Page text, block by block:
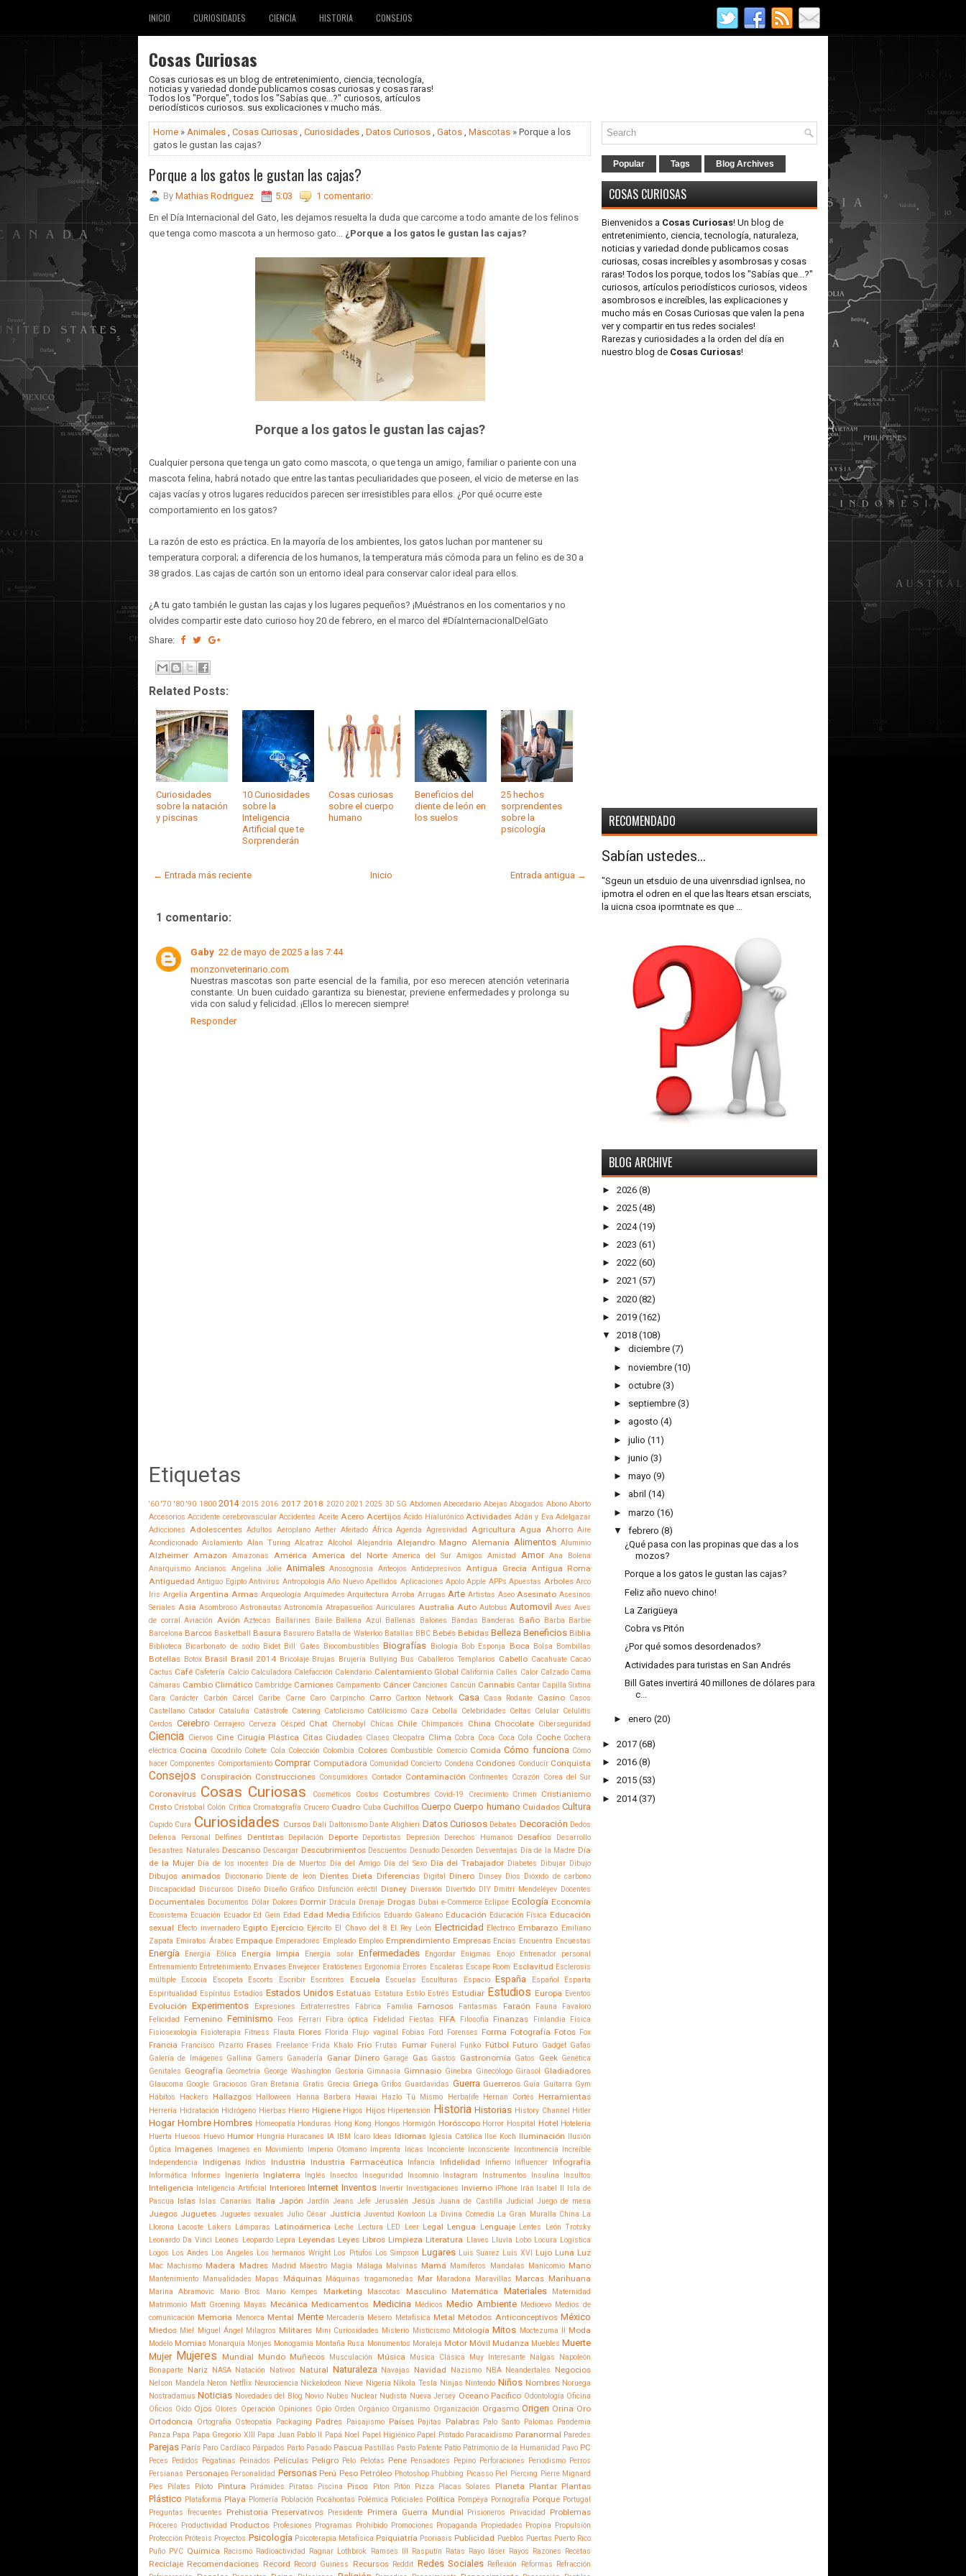
INICIO CURIOSIDADES CIENCIA HISTORIA CONSEJOS
Cosas Curiosas
Cosas curiosas es un blog de entretenimiento, ciencia, tecnología,
noticias y variedad donde publicamos cosas curiosas y cosas raras!
Todos los "Porque", todos los "Sabías que...?" curiosos, artículos
periodísticos curiosos, sus explicaciones y mucho más.
Home » Animales , Cosas Curiosas , Curiosidades , Datos Curiosos , Gatos , Mascotas » Porque a los
gatos le gustan las cajas?
Porque a los gatos le gustan las cajas?
By Mathias Rodriguez 5:03
1 comentario:
En el Día Internacional del Gato, les dejamos resuelta la duda que carcome a todo amante de los felinos
que tenga como mascota a un hermoso gato... ¿Porque a los gatos le gustan las cajas?
Porque a los gatos le gustan las cajas?
Cualquier persona que tenga un gato como mascota, o que tenga un amigo, familiar o pariente con una
mascota felina, habrá notado que entre las tantas peculiaridades que poseen, el vicio de meterse en las
cajas vacías y otros lugares reducidos parecen ser irresistibles para ellos. ¿Por qué ocurre este
comportamiento en los gatos?
La razón de esto es práctica. En la mayoría de los ambientes, los gatos luchan por mantener su
temperatura corporal; a diferencia de los humanos, la temperatura más cómoda para un felino es de 30 a
38 grados. Las cajas de cartón son un entorno ideal para conservar calor ideal para ellos.
¿A tu gato también le gustan las cajas y los lugares pequeños? ¡Muéstranos en los comentarios y no
olvides compartir este dato curioso hoy 20 de febrero, en el marco del #DíaInternacionalDelGato
Share:
Related Posts:
Curiosidades
sobre la natación
y piscinas
10 Curiosidades
sobre la
Inteligencia
Artificial que te
Sorprenderán
Cosas curiosas
sobre el cuerpo
humano
Beneficios del
diente de león en
los suelos
25 hechos
sorprendentes
sobre la
psicología
← Entrada más reciente Entrada antigua →
Inicio
1 comentario:
Gaby 22 de mayo de 2025 a las 7:44
monzonveterinario.com
Nuestras mascotas son parte esencial de la familia, por eso merecen atención veterinaria
constante. Un buen cuidado garantiza su bienestar, previene enfermedades y prolonga su
vida con salud y felicidad. ¡Ellos lo merecen siempre!
Responder
Etiquetas
'60 '70 '80 '90 1800 2014 2015 2016 2017 2018 2020 2021 2025 3D 5G Abdomen Abecedario Abejas Abogados Abono Aborto
Accesorios Accidente cerebrovascular Accidentes Aceite Acero Acertijos Ácido Hialurónico Actividades Adán y Eva Adelgazar
Adicciones Adolescentes Adultos Aeroplano Aether Afeitado África Agenda Agresividad Agricultura Agua Ahorro Aire
Acondicionado Aislamiento Alan Turing Alcatraz Alcohol Alejandría Alejandro Magno Alemania Alimentos Aluminio
Alzheimer Amazon Amazonas América America del Norte America del Sur Amigos Amistad Amor Ana Bolena
Anarquismo Ancianos Angelina Jolie Animales Anosognosia Anteojos Antidepresivos Antigua Grecia Antigua Roma
Antiguedad Antiguo Egipto Antivirus Antropología Año Nuevo Apellidos Aplicaciones Apolo Apple APPs Apuestas Arboles Arco
Iris Argelia Argentina Armas Arqueología Arquímedes Arquitectura Arroba Arrugas Arte Artistas Aseo Asesinato Asesinos
Seriales Asia Asombroso Astronautas Astronomía Atrapasueños Auriculares Australia Auto Autobus Automovil Aves Aves
de corral Aviación Avión Aztecas Bailarines Baile Ballena Azul Ballenas Balones Bandas Banderas Baño Barba Barbie
Barcelona Barcos Basketball Basura Basurero Batalla de Waterloo Batallas BBC Bebés Bebidas Belleza Beneficios Biblia
Biblioteca Bicarbonato de sodio Bidet Bill Gates Biocombustibles Biografías Biología Bob Esponja Boca Bolsa Bombillas
Botellas Botox Brasil Brasil 2014 Bricolaje Brujas Brujería Bullying Bus Caballeros Templarios Cabello Cacahuate Cacao
Cactus Café Cafetería Calcio Calculadora Calefacción Calendario Calentamiento Global California Calles Calor Calzado Cama
Cámaras Cambio Climático Cambridge Camiones Campamento Cáncer Canciones Cancún Cannabis Cantar Capilla Sixtina
Cara
Carácter Carbón Cárcel Caribe Carne Caro Carpincho Carro Cartoon Network Casa Casa Rodante Casino Casos
Castellano Catador Cataluña Catástrofe Catering Catolicismo Católicismo Caza Cebolla Celebridades Celtas Celular Celulitis
Cerdos Cerebro Cerrajero Cerveza Césped Chat Chernobyl Chicas Chile Chimpancés China Chocolate Ciberseguridad
Ciencia Ciervos Cine Cirugía Plástica Citas Ciudades Clases Cleopatra Clima Cobra Coca Coca Cola Coche Cochera
eléctrica Cocina Cocodrilo Cohete Cola Colección Colombia Colores Combustible Comercio Comida Cómo funciona Cómo
hacer Componentes Comportamiento Comprar Computadora Comunidad Concierto Condena Condones Conducir Conquista
Consejos Conspiración Construcciones Consumidores Contador Contaminación Continentes Corazón Corea del Sur
Coronavirus Cosas Curiosas Cosméticos Costos Costumbres Covid-19 Crecimiento Crimen
Cristianismo
Cristo Cristobal Colón Crítica Cromatografía Crucero Cuadro Cuba Cuchillos Cuerpo Cuerpo humano Cuidados Cultura
Cupido Cura Curiosidades Cursos Dalí Daltonismo Dante Alighieri Datos Curiosos Debates Decoración Dedos
Defensa Personal
Delfines Dentistas Depilación Deporte Deportistas Depresión Derechos Humanos Desafíos
Desarrollo
Desastres Naturales Descanso Descargar Descubrimientos Descuentos Desnudo Desorden Desventajas Día de la Madre Día
de la Mujer Día de los inocentes Día de Muertos Día del Amigo Día del Sexo Día del Trabajador Diabetes Dibujar Dibujo
Dibujos animados Diccionario Diente de león Dientes Dieta Diferencias Digital Dinero Dinsey Dios Dióxido de carbono
Discapacidad Discursos Diseño Diseño Gráfico Disfunción eréctil Disney Diversión Divertido DIY Dmitri Mendeléyev Docentes
Documentales Documentos Dólar Dolores Dormir Drácula Drenaje Drogas Dubai e-Commerce Eclipse Ecología Economía
Ecosistema Ecuación Ecuador Ed Gein Edad Edad Media Edificios Eduardo Galeano Educación Educación Física Educación
sexual Efecto invernadero Egipto Ejercicio Ejército El Chavo del 8 El Rey León Electricidad Eléctrico Embarazo Emiliano
Zapata Emiratos Árabes Empaque Emperadores Empleado Empleo Emprendimiento Empresas Encías Encuentra Encuestas
Energía Energía Eólica Energía limpia Energía solar Enfermedades Engordar Enigmas Enojo
Entrenador personal
Entrenamiento Entretenimiento Envases Envejecer Eratóstenes Ergonomía Errores Escaleras Escape Room Esclavitud Esclerosis
múltiple
Escocia Escopeta Escorts Escribir Escritores Escuela Escuelas Esculturas Espacio España Español
Esparta
Espiritualidad Espíritus Estadios Estados Unidos Estatuas Estatura Estilo Estrés Estudiar Estudios Europa Eventos
Evolución Experimentos Expresiones Extraterrestres Fábrica Familia Famosos Fantasmas Faraón Fauna
Favaloro
Felicidad Femenino Feminismo Feos Ferrari Fibra óptica Fidelidad Fiestas FIFA Filosofía Finanzas Finlandia
Física
Fisiosexología Fisioterapia Fitness Flauta Flores Florida Flujo vaginal Fobias Ford Forenses Forma Fotografía Fotos Fox
Francia Francisco Pizarro Frases Freelance Frida Khalo Frío Frutas Fumar Funeral Funko Fútbol Futuro Gadget Gafas
Galería de Imágenes Gallina Gamers Ganadería Ganar Dinero Garage Gas Gastos Gastronomía Gatos Geek Genética
Genitales Geografía Geometría George Washington Gestoría Gimnasia Gimnasio Ginebra Ginecólogo Girasol Gladiadores
Glaucoma Google Graciosos Gran Bretania Gratis Grecia Griega Grifos Guardavidas Guerra Guerreros Guía Guitarra Gym
Hábitos
Hackers Hallazgos Halloween Hanna Barbera Hawai Hazlo Tú Mismo Herbalife Hernan Cortés Herramientas
Herrería Hidratación Hidrógeno Hierbas Hierro Higiene Higos Hijos Hipertensión Historia Historias History Channel Hitler
Hogar Hombre Hombres Homeopatía Honduras Hong Kong Hongos Hormigón Horóscopo Horror Hospital Hotel Hotelería
Huerta Huesos Huevo Humor Hungría Huracanes IA IBM Ícaro Ideas Idiomas Iglesia Católica Ilse Koch Iluminación Ilusión
Óptica Imagenes Imagenes en Movimiento Imperio Otomano Imprenta Incas Inconciente Inconsciente Incontinencia Increíble
Independencia
Indigenas Indios Industria Industria Farmacéutica Infancia Infidelidad Infierno Influencer Infografía
Informática Informes Ingeniería Inglaterra Inglés Insectos Inseguridad Insomnio Instagram Instrumentos Insulina Insultos
Inteligencia Inteligencia Artificial Interiores Internet Inventos Invertir Investigaciones Invierno iPhone Irán Isabel II Isla de
Pascua Islas Islas Canarias Italia Japón Jardín Jeans Jefe Jerusalén Jesús Juana de Castilla Judicial Juego de mesa
Juegos Juguetes Juguetes sexuales Julio César Justicia Juventud Kowloon La Divina Comedia La Gran Muralla China La
Llorona Lacoste Lakers Lámparas Latinoámerica Leche Lectura LED Leer Legal Lengua Lenguaje Lentes
León Trotsky
Leonardo Da Vinci Leones Leopardo Lepra Leyendas Leyes Libros Limpieza Literatura Llaves Lluvia Lobo Locura Logística
Logos Los Andes Los Angeles Los hermanos Wright Los Pitufos Los Simpson Lugares Luis Suarez Luis XVI Lujo Luna Luz
Mac Machismo Madera Madres Madrid Maestro Magia Málaga Malvinas Mamá Mamíferos Mandalas Manicomio Mano
Mantenimiento Manualidades Mapas Máquinas Máquinas tragamonedas Mar Maradona Maravillas Marcas Marihuana
Marina Abramovic Mario Bros Mario Kempes Marketing Mascotas Masculino Matemática Materiales
Maternidad
Matrimonio Matt Groening Mayas Mecánica Medicamentos Medicina Médicos Medio Ambiente Medioevo Medios de
comunicación Memoria Menorca Mental Mente Mercadería Mesero Metafísica Metal Métodos Anticonceptivos México
Miedos Miel Miguel Ángel Milagros Militares Mini Curiosidades Misterio Misticismo Mitología Mitos Moctezuma II Moda
Modelo Momias Monarquía Monjes Monogamia Montaña Rusa Monumentos Moraleja Motor Móvil Mudanza Muebles Muerte
Mujer Mujeres Mundial Mundo Muñecos Musculación Música Música Clásica Muy Interesante Nalgas
Napoleón
Bonaparte Nariz NASA Natación Nativos Natural Naturaleza Navajas Navidad Nazismo NBA Neandertales Negocios
Nelson Mandela Neron Netflix Neurociencia Nickelodeon Nieve Nigeria Nikola Tesla Ninjas Nintendo Niños Nombres Noruega
Nostradamus Noticias Novedades del Blog Novio Nubes Nuclear Nudista Nueva Jersey Oceano Pacifico Odontología Oficina
Oficios Oído Ojos Olores Operación Opiniones Opio Orden Orgánico Organismo Organización Orgasmo Origen Orina Oro
Ortodoncia
Ortografía Osteopatía Packaging Padres Paisajismo Países Pajitas Palabras Palo Santo Palomas Pandemia
Panza Papa Papa Gregorio XIII Papa Juan Pablo II Papá Noel Papel Higiénico Papel Pintado Paracaidismo Paranormal Paredes
Parejas París Paro Cardíaco Párpados Parto Pasado Pascua Pastillas Pasto Patente Patio Patrimonio de la Humanidad Pavo PC
Peces Pedidos Pegatinas Peinados Películas Peligro Pelo Pelotas Pene Pensadores Pepino Perforaciones Periodismo Perros
Persianas Personajes Personalidad Personas Perú Peso Petróleo Photoshop Phubbing Picasso Piel Piercing Pierre Mignard
Pies
Pilates Piloto Pintura Pirámides Piratas Piscina Pisos Piton Pitón Pizza Placas Solares Planeta Plantar Plantas
Plástico Plataforma Playa Plomería Población Pocahontas Polémica Policiales Política Pompeya Pornografía Porque Portugal
Preguntas frecuentes Prehistoria Preservativos Presidente Primera Guerra Mundial Prisioneros Privacidad Problemas
Próceres Productividad Productos Profesiones Programas Prohibido Promociones Propaganda Propiedades Propina Propulsión
Protección Prótesis Proyectos Psicología Psicoterapia Metafísica Psiquiatría Psoriasis Publicidad Pueblos Puertas Puerto Rico
Puño PVC Química Racismo Radioactividad Ragnar Lothbrok Ramses III Rasputín Ratas Rayo láser Rayos Razones Recetas
Reciclaje Recomendaciones Record Record Guiness Recursos Reddit Redes Sociales Reflexión Reformas Refracción
Popular Tags Blog Archives
COSAS CURIOSAS
Bienvenidos a Cosas Curiosas! Un blog de
entretenimiento, ciencia, tecnología, naturaleza,
noticias y variedad donde publicamos cosas
curiosas, cosas increíbles y asombrosas y cosas
raras! Todos los porque, todos los "Sabías que...?"
curiosos, artículos periodísticos curiosos, videos
asombrosos e increíbles, las explicaciones y
mucho más en Cosas Curiosas que valen la pena
ver y compartir en tus redes sociales!
Rarezas y curiosidades a la orden del día en
nuestro blog de Cosas Curiosas!
RECOMENDADO
Sabían ustedes...
"Sgeun un etsduio de una uivenrsdiad ignlsea, no
ipmotra el odren en el que las ltears etsan ersciats,
la uicna csoa ipormtnate es que ...
BLOG ARCHIVE
► 2026 (8)
► 2025 (48)
► 2024 (19)
► 2023 (61)
► 2022 (60)
► 2021 (57)
► 2020 (82)
► 2019 (162)
▼
2018 (108)
► diciembre (7)
► noviembre (10)
► octubre (3)
► septiembre (3)
► agosto (4)
► julio (11)
► junio (3)
► mayo (9)
► abril (14)
► marzo (16)
▼
febrero (8)
¿Qué pasa con las propinas que das a los
mozos?
Porque a los gatos le gustan las cajas?
Feliz año nuevo chino!
La Zarigüeya
Cobra vs Pitón
¿Por qué somos desordenados?
Actividades para turistas en San Andrés
Bill Gates invertirá 40 millones de dólares para
c...
► enero (20)
► 2017 (68)
► 2016 (8)
► 2015 (53)
► 2014 (37)